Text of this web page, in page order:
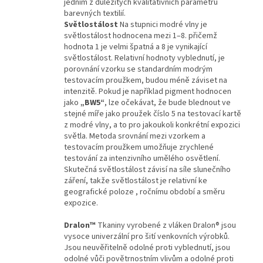
barevných textilií.
Světlostálost Na stupnici modré vlny je
světlostálost hodnocena mezi 1–8. přičemž
hodnota 1 je velmi špatná a 8 je vynikající
světlostálost. Relativní hodnoty vyblednutí, je
porovnání vzorku se standardním modrým
testovacím proužkem, budou méně záviset na
intenzitě. Pokud je například pigment hodnocen
jako „BW5“, lze očekávat, že bude blednout ve
stejné míře jako proužek číslo 5 na testovací kartě
z modré vlny, a to pro jakoukoli konkrétní expozici
světla. Metoda srovnání mezi vzorkem a
testovacím proužkem umožňuje zrychlené
testování za intenzivního umělého osvětlení.
Skutečná světlostálost závisí na síle slunečního
záření, takže světlostálost je relativní ke
geografické poloze , ročnímu období a směru
expozice.
Dralon™ Tkaniny vyrobené z vláken Dralon® jsou
vysoce univerzální pro šití venkovních výrobků.
Jsou neuvěřitelně odolné proti vyblednutí, jsou
odolné vůči povětrnostním vlivům a odolné proti